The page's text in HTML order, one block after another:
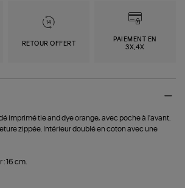
RETOUR OFFERT
PAIEMENT EN
3X,4X
imprimé tie and dye orange, avec poche à l'avant.
zippée. Intérieur doublé en coton avec une
: 16 cm.